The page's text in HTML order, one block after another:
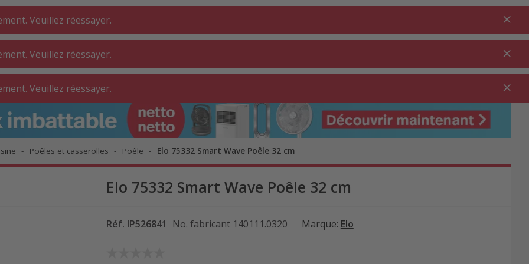
Au panier
⋅
SALLE DE BAIN
Poêles et casserolles Poêle Elo 75332 Smart Wave Poêle 32 cm
Elo 75332 Smart Wave Poêle 32 cm
Réf. IP526841 No. fabricant 140111.0320 Marque: Elo
Veuillez réessayer.
Veuillez réessayer.
Veuillez réessayer.